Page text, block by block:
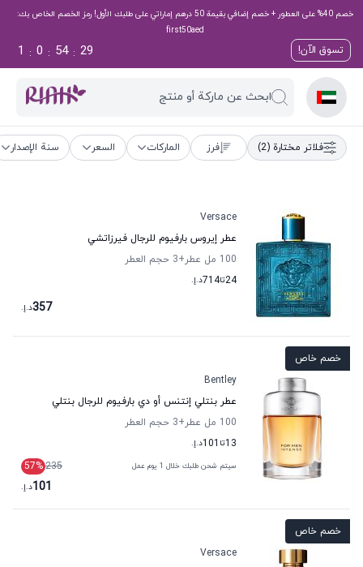
خصم 40% على العطور + خصم إضافي بقيمة 50 درهم إماراتي على طلبك الأول! رمز الخصم الخاص بك:
first50aed
تسوق الآن! 28
:
54
:
0
:
1
ابحث عن ماركة أو منتج
فلاتر مختارة (2) فرز الماركات السعر سنة الإصدار
Versace
عطر إيروس بارفيوم للرجال فيرزاتشي
100 مل عطر
+3
حجم العطر
24تا714د.إ.
357د.إ.
خصم خاص
Bentley
عطر بنتلي إنتنس أو دي بارفيوم للرجال بنتلي
100 مل عطر
+3
حجم العطر
13تا 101د.إ.
سيتم شحن طلبك خلال 1 يوم عمل 235
57%
101د.إ.
خصم خاص
Versace